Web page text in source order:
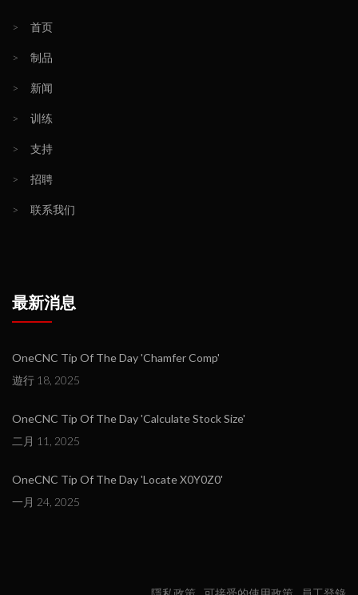
> 首页
> 制品
> 新闻
> 训练
> 支持
> 招聘
> 联系我们
最新消息
OneCNC Tip Of The Day 'Chamfer Comp'
遊行 18, 2025
OneCNC Tip Of The Day 'Calculate Stock Size'
二月 11, 2025
OneCNC Tip Of The Day 'Locate X0Y0Z0'
一月 24, 2025